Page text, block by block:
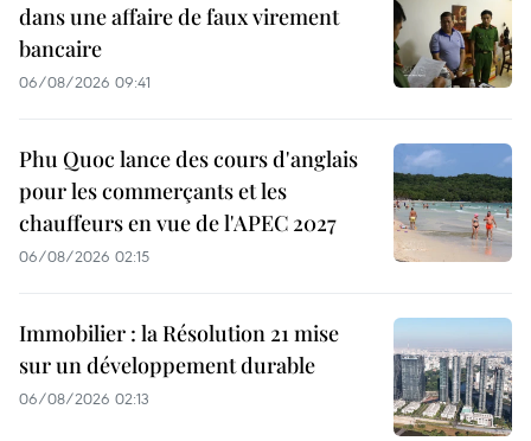
dans une affaire de faux virement
bancaire
06/08/2026 09:41
Phu Quoc lance des cours d'anglais
pour les commerçants et les
chauffeurs en vue de l'APEC 2027
06/08/2026 02:15
Immobilier : la Résolution 21 mise
sur un développement durable
06/08/2026 02:13